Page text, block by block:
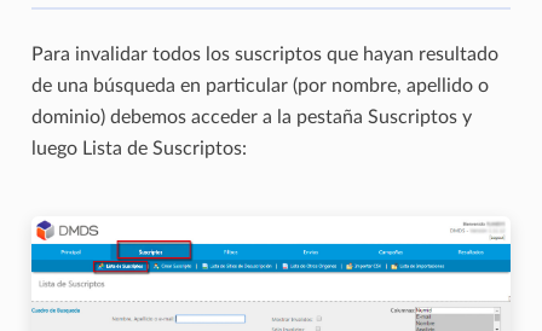
Para invalidar todos los suscriptos que hayan resultado
de una búsqueda en particular (por nombre, apellido o
dominio) debemos acceder a la pestaña Suscriptos y
luego Lista de Suscriptos: